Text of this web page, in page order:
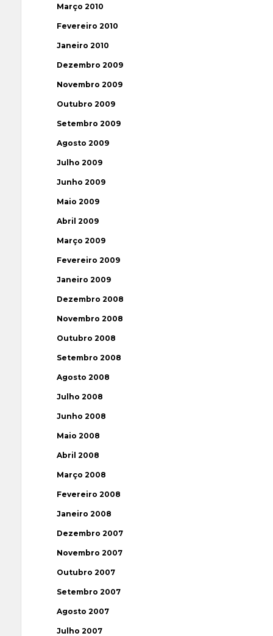
Março 2010
Fevereiro 2010
Janeiro 2010
Dezembro 2009
Novembro 2009
Outubro 2009
Setembro 2009
Agosto 2009
Julho 2009
Junho 2009
Maio 2009
Abril 2009
Março 2009
Fevereiro 2009
Janeiro 2009
Dezembro 2008
Novembro 2008
Outubro 2008
Setembro 2008
Agosto 2008
Julho 2008
Junho 2008
Maio 2008
Abril 2008
Março 2008
Fevereiro 2008
Janeiro 2008
Dezembro 2007
Novembro 2007
Outubro 2007
Setembro 2007
Agosto 2007
Julho 2007